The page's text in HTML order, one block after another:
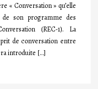
« Conversation » qu’elle
son programme des
(REC-1). La
de conversation entre
introduite […]